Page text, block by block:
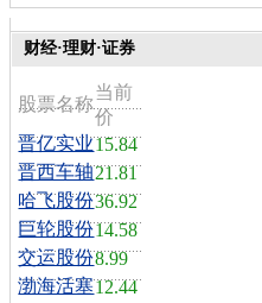
财经·理财·证券
股票名称
当前
价
晋亿实业15.84
晋西车轴21.81
哈飞股份36.92
巨轮股份14.58
交运股份8.99
渤海活塞12.44